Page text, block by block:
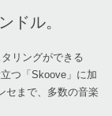
ドル。
リングができる
つ「Skoove」に加
セまで、多数の音楽